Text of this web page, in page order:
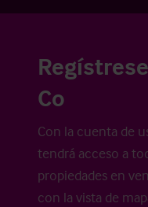
Co
Con la cuenta de
tendrá acceso a
propiedades en
con la vista de